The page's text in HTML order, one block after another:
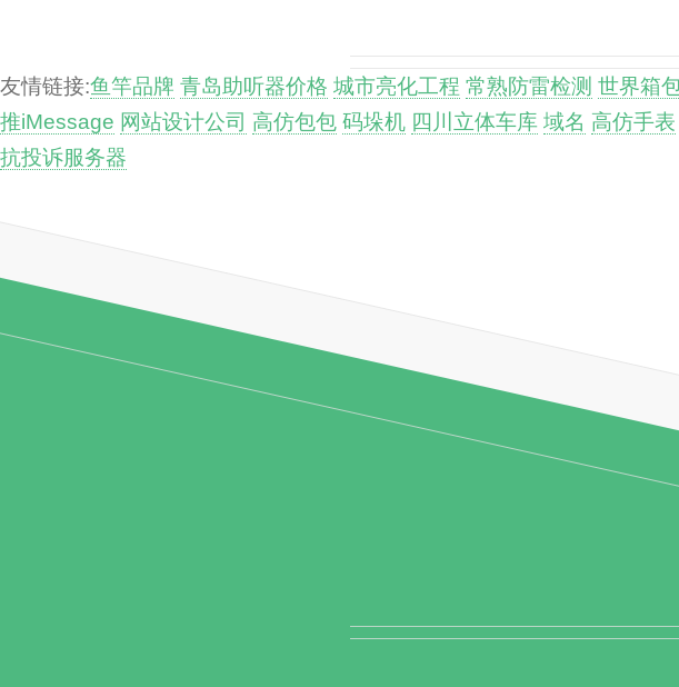
友情链接:鱼竿品牌 青岛助听器价格 城市亮化工程 常熟防雷检测 世界箱
推iMessage 网站设计公司 高仿包包 码垛机 四川立体车库 域名 高仿手表
抗投诉服务器